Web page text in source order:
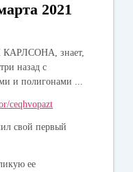
2021
КАРЛСОНА, знает,
назад с
и полигонами ...
ceqhvopazt
свой первый
ее